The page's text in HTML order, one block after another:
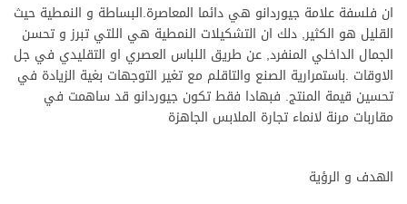
ان فلسفة علامة جيوردانو هي دائما المعاصرة.البساطة و النمطية حيث
القليل هو الكثير, دلك ان التشكيلات النمطية هي اللتي تبرز و تحسن
الجمال الداخلي المنفرد, عن طريق اللباس العصري او التقليدي في جل
الاوقات .باستمرارية الصنع والتاقلم مع تغير التوجهات بغية الزيادة في
تحسين قيمة المنتج. فبهادا فقط تكون جيوردانو قد ساهمت في
مقاربات مرنة لانماء تجارة الملابس الجاهزة
الهدف و الرؤية